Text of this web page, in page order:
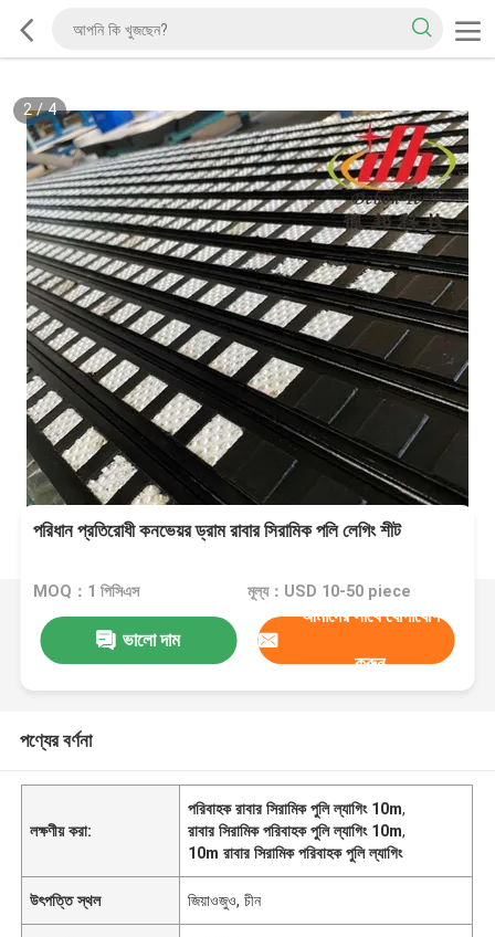
2/4
পরিধান প্রতিরোধী কনভেয়র ড্রাম রাবার সিরামিক পলি লেগিং শীট
MOQ：1 পিসিএস মূল্য：USD 10-50 piece
ভালো দাম
আমাদের সাথে যোগাযোগ
করুন
পণ্যের বর্ণনা
লক্ষণীয় করা:
পরিবাহক রাবার সিরামিক পুলি ল্যাগিং 10m,
রাবার সিরামিক পরিবাহক পুলি ল্যাগিং 10m,
10m রাবার সিরামিক পরিবাহক পুলি ল্যাগিং
উৎপত্তি স্থল জিয়াওজুও, চীন